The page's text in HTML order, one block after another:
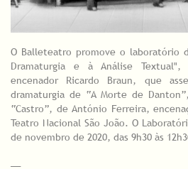
O Balleteatro promove o laboratório
Dramaturgia e à Análise
encenador Ricardo Braun, que
dramaturgia de “A Morte de
“Castro”, de António Ferreira,
Teatro Nacional São João. O
de novembro de 2020, das 9h30 às